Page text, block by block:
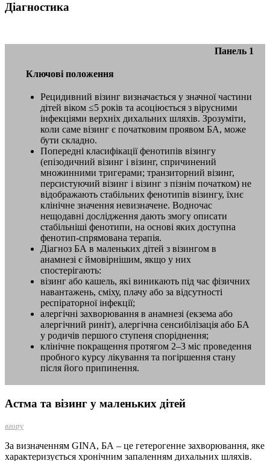
Діагностика
Панель 1
Ключові положення
Рецидивний візинг визначається у значної частини
дітей віком ≤5 років та асоціюється з вірусними
інфекціями верхніх дихальних шляхів. Зрозуміти,
коли саме візинг є початковим проявом БА, може
бути складно.
Попередні класифікації фенотипів візингу
(епізодичний візинг і візинг, спричинений
множинними тригерами; транзиторний візинг,
персистуючий візинг і візинг з пізнім початком) не
відображають стабільних фенотипів візингу, їхнє
клінічне значення невизначене. Водночас
нещодавні дослідження дають змогу описати
стабільніші фенотипи, на основі яких доступна
фенотип-спрямована терапія.
Діагноз БА в маленьких дітей з візингом в
анамнезі є ймовірнішим, якщо у них
спостерігають:
візинг або кашель, які виникають під час фізичних
навантажень, сміху, плачу або за відсутності
респіраторної інфекції;
алергічні захворювання в анамнезі (екзема або
алергічний риніт), алергічна сенсибілізація або БА
у родичів першого ступеня споріднення;
клінічне покращення протягом 2–3 міс проведення
пробного курсу лікування та погіршення стану
після його припинення.
Астма та візинг у маленьких дітей
вгору
За визначенням GINA, БА – це гетерогенне захворювання, яке
характеризується хронічним запаленням дихальних шляхів.